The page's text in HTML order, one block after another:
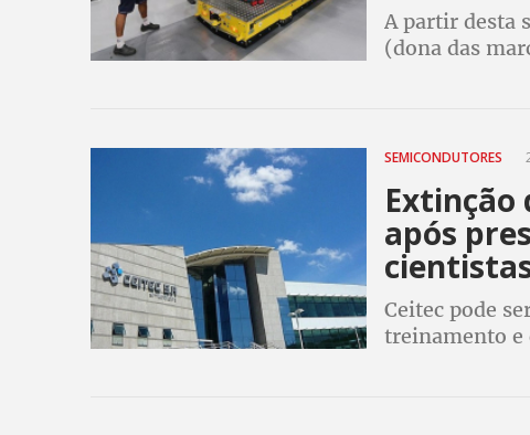
A partir desta
(dona das
SEMICONDUTORES
Extinção
após
Ceitec pode
treinamento e